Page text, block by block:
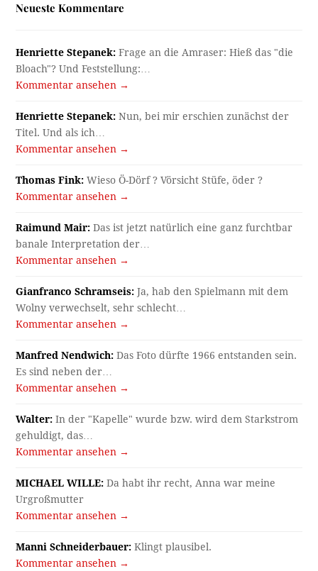
Neueste Kommentare
Henriette Stepanek: Frage an die Amraser: Hieß das "die
Bloach"? Und Feststellung:…
Kommentar ansehen →
Henriette Stepanek: Nun, bei mir erschien zunächst der
Titel. Und als ich…
Kommentar ansehen →
Thomas Fink: Wieso Ö-Dörf ? Vörsicht Stüfe, öder ?
Kommentar ansehen →
Raimund Mair: Das ist jetzt natürlich eine ganz furchtbar
banale Interpretation der…
Kommentar ansehen →
Gianfranco Schramseis: Ja, hab den Spielmann mit dem
Wolny verwechselt, sehr schlecht…
Kommentar ansehen →
Manfred Nendwich: Das Foto dürfte 1966 entstanden sein.
Es sind neben der…
Kommentar ansehen →
Walter: In der "Kapelle" wurde bzw. wird dem Starkstrom
gehuldigt, das…
Kommentar ansehen →
MICHAEL WILLE: Da habt ihr recht, Anna war meine
Urgroßmutter
Kommentar ansehen →
Manni Schneiderbauer: Klingt plausibel.
Kommentar ansehen →